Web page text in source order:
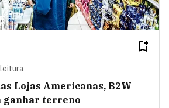
leitura
Lojas Americanas, B2W
ganhar terreno